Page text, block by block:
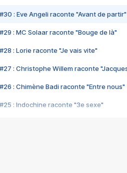
#30 : Eve Angeli raconte "Avant de partir"
#29 : MC Solaar raconte "Bouge de là"
#28 : Lorie raconte "Je vais vite"
#27 : Christophe Willem raconte
#26 : Chimène Badi raconte "Entre nous"
#25 : Indochine raconte "3e sexe"